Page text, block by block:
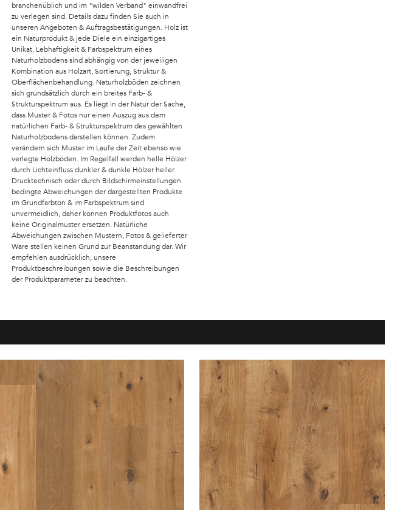
branchenüblich und im "wilden Verband" einwandfrei
zu verlegen sind. Details dazu finden Sie auch in
unseren Angeboten & Auftragsbestätigungen. Holz ist
ein Naturprodukt & jede Diele ein einzigartiges
Unikat. Lebhaftigkeit & Farbspektrum eines
Naturholzbodens sind abhängig von der jeweiligen
Kombination aus Holzart, Sortierung, Struktur &
Oberflächenbehandlung. Naturholzböden zeichnen
sich grundsätzlich durch ein breites Farb- &
Strukturspektrum aus. Es liegt in der Natur der Sache,
dass Muster & Fotos nur einen Auszug aus dem
natürlichen Farb- & Strukturspektrum des gewählten
Naturholzbodens darstellen können. Zudem
verändern sich Muster im Laufe der Zeit ebenso wie
verlegte Holzböden. Im Regelfall werden helle Hölzer
durch Lichteinfluss dunkler & dunkle Hölzer heller.
Drucktechnisch oder durch Bildschirmeinstellungen
bedingte Abweichungen der dargestellten Produkte
im Grundfarbton & im Farbspektrum sind
unvermeidlich, daher können Produktfotos auch
keine Originalmuster ersetzen. Natürliche
Abweichungen zwischen Mustern, Fotos & gelieferter
Ware stellen keinen Grund zur Beanstandung dar. Wir
empfehlen ausdrücklich, unsere
Produktbeschreibungen sowie die Beschreibungen
der Produktparameter zu beachten.